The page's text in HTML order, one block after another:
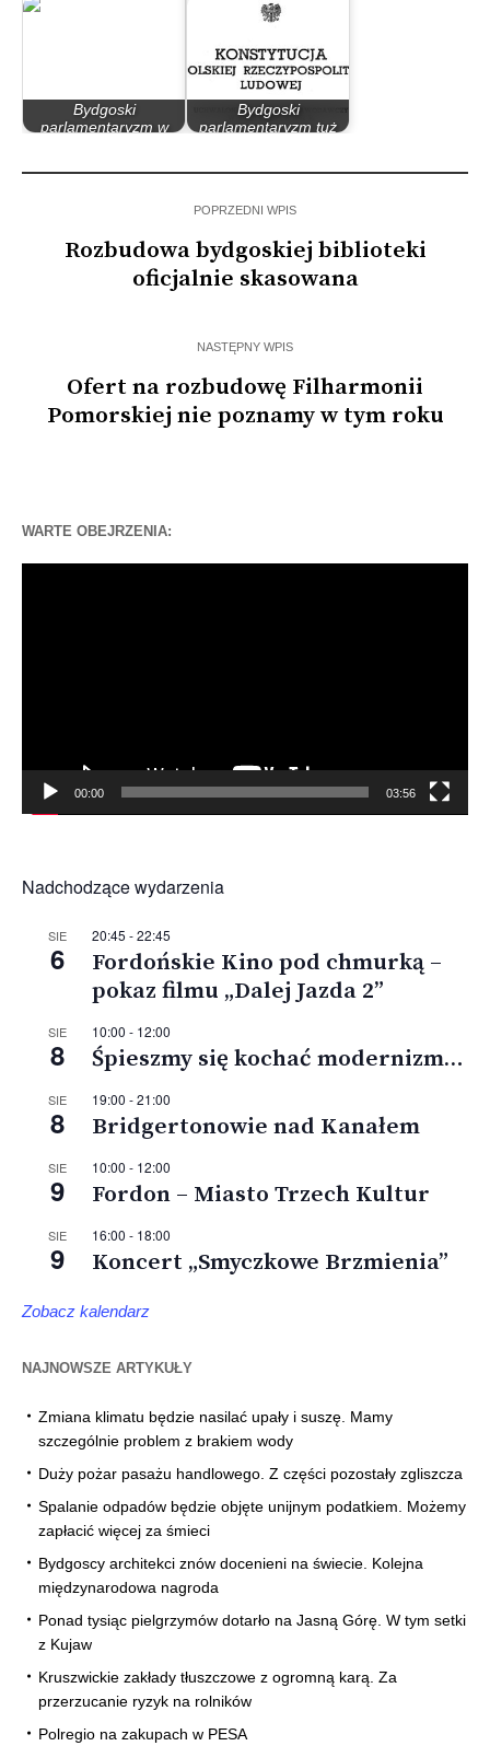
Bydgoski
parlamentaryzm w
Bydgoski
parlamentaryzm tuż
POPRZEDNI WPIS
Rozbudowa bydgoskiej biblioteki
oficjalnie skasowana
NASTĘPNY WPIS
Ofert na rozbudowę Filharmonii
Pomorskiej nie poznamy w tym roku
WARTE OBEJRZENIA:
00:00 03:56
Nadchodzące wydarzenia
SIE
6
20:45 -22:45
Fordońskie Kino pod chmurką –
pokaz filmu „Dalej Jazda 2”
SIE
8
10:00 - 12:00
Śpieszmy się kochać modernizm…
SIE
8
19:00 -21:00
Bridgertonowie nad Kanałem
SIE
9
10:00 - 12:00
Fordon – Miasto Trzech Kultur
SIE
9
16:00 - 18:00
Koncert „Smyczkowe Brzmienia”
Zobacz kalendarz
NAJNOWSZE ARTYKUŁY
Zmiana klimatu będzie nasilać upały i suszę. Mamy
szczególnie problem z brakiem wody
Duży pożar pasażu handlowego. Z części pozostały zgliszcza
Spalanie odpadów będzie objęte unijnym podatkiem. Możemy
zapłacić więcej za śmieci
Bydgoscy architekci znów docenieni na świecie. Kolejna
międzynarodowa nagroda
Ponad tysiąc pielgrzymów dotarło na Jasną Górę. W tym setki
z Kujaw
Kruszwickie zakłady tłuszczowe z ogromną karą. Za
przerzucanie ryzyk na rolników
Polregio na zakupach w PESA